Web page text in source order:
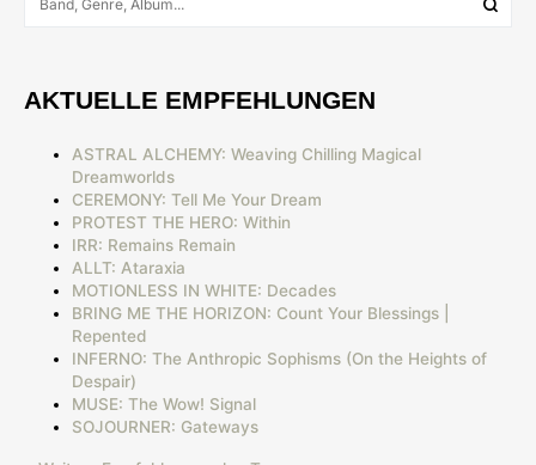
AKTUELLE EMPFEHLUNGEN
ASTRAL ALCHEMY: Weaving Chilling Magical
Dreamworlds
CEREMONY: Tell Me Your Dream
PROTEST THE HERO: Within
IRR: Remains Remain
ALLT: Ataraxia
MOTIONLESS IN WHITE: Decades
BRING ME THE HORIZON: Count Your Blessings |
Repented
INFERNO: The Anthropic Sophisms (On the Heights of
Despair)
MUSE: The Wow! Signal
SOJOURNER: Gateways